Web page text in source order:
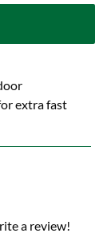
extra fast
a review!